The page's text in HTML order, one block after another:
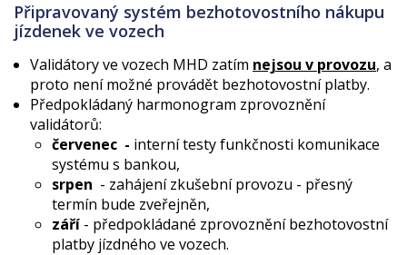
Připravovaný systém bezhotovostního nákupu
jízdenek ve vozech
Validátory ve vozech MHD zatím nejsou v provozu, a
proto není možné provádět bezhotovostní platby.
Předpokládaný harmonogram zprovoznění
validátorů:
červenec - interní testy funkčnosti komunikace
systému s bankou,
srpen - zahájení zkušební provozu - přesný
termín bude zveřejněn,
září - předpokládané zprovoznění bezhotovostní
platby jízdného ve vozech.